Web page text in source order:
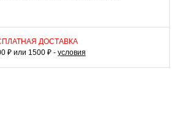
брюками или юбкой-карандаш для
носите с джинсами и кожаным
подойдут как туфли-лодочки, так и
ДОСТАВКА
₽ или 1500 ₽ - условия